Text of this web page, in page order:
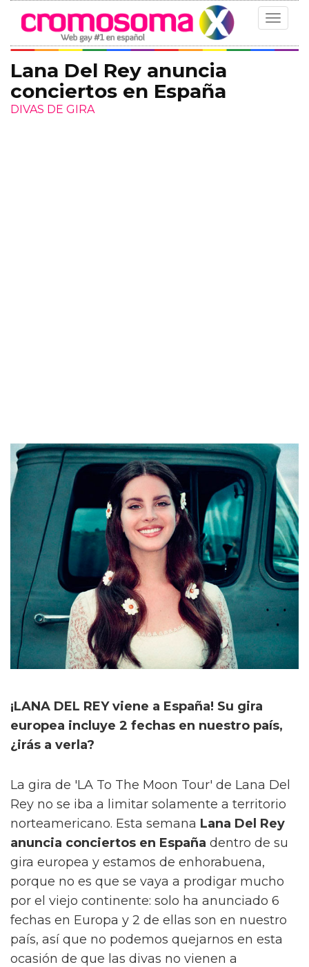
Toggle
Lana Del Rey anuncia
conciertos en España
DIVAS DE GIRA
¡LANA DEL REY viene a España! Su gira
europea incluye 2 fechas en nuestro país,
¿irás a verla?
La gira de 'LA To The Moon Tour' de Lana Del
Rey no se iba a limitar solamente a territorio
norteamericano. Esta semana Lana Del Rey
anuncia conciertos en España dentro de su
gira europea y estamos de enhorabuena,
porque no es que se vaya a prodigar mucho
por el viejo continente: solo ha anunciado 6
fechas en Europa y 2 de ellas son en nuestro
país, así que no podemos quejarnos en esta
ocasión de que las divas no vienen a